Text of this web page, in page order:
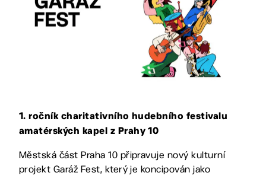
1. ročník charitativního hudebního festivalu
amatérských kapel z Prahy 10
Městská část Praha 10 připravuje nový kulturní
projekt Garáž Fest, který je koncipován jako